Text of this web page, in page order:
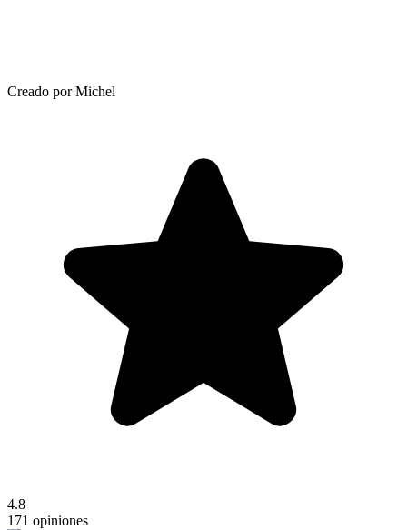
Creado por Michel
4.8
171 opiniones